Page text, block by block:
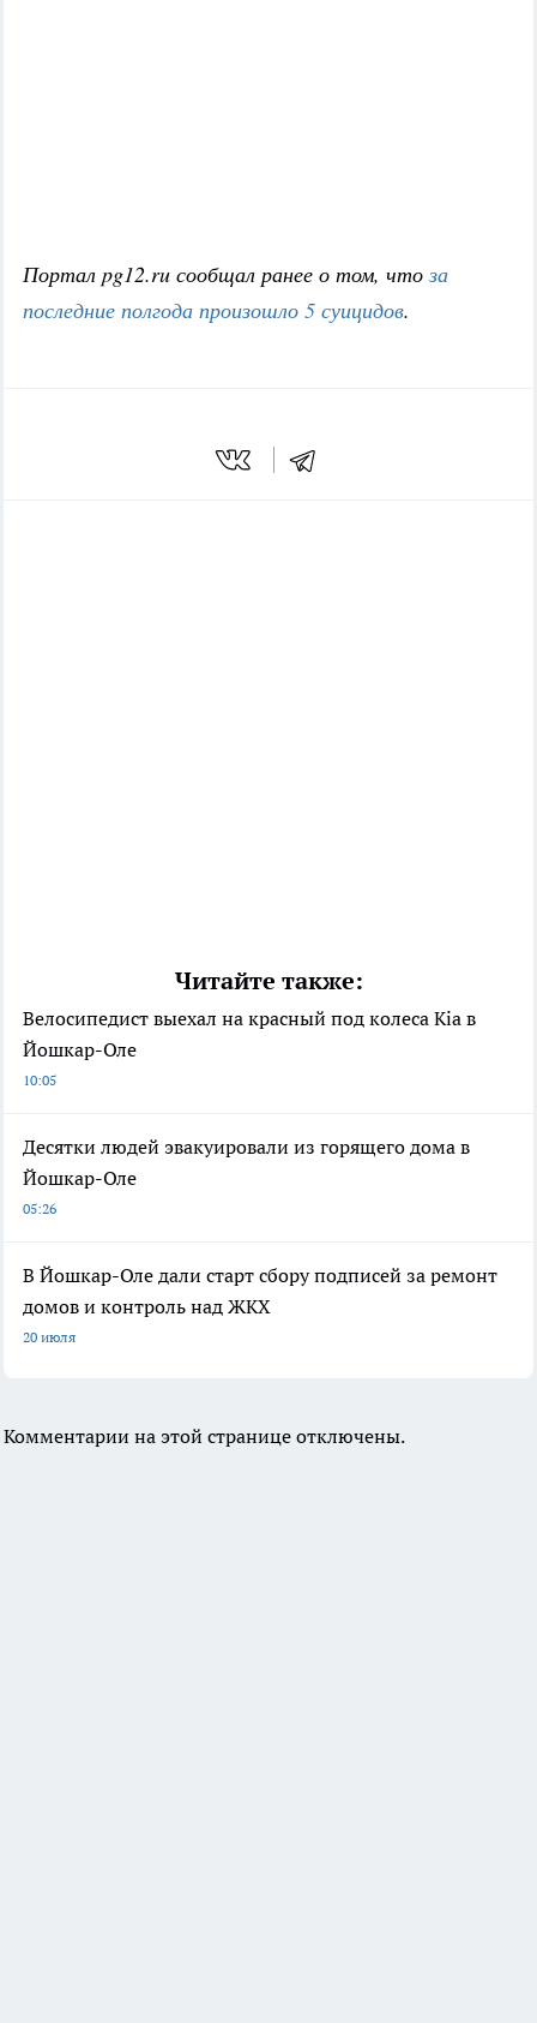
Портал pg12.ru сообщал ранее о том, что за
последние полгода произошло 5 суицидов.
Читайте также:
Велосипедист выехал на красный под колеса Kia в
Йошкар-Оле
10:05
Десятки людей эвакуировали из горящего дома в
Йошкар-Оле
05:26
В Йошкар-Оле дали старт сбору подписей за ремонт
домов и контроль над ЖКХ
20 июля
Комментарии на этой странице отключены.